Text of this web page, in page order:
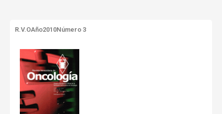
R.V.OAño2010Número 3